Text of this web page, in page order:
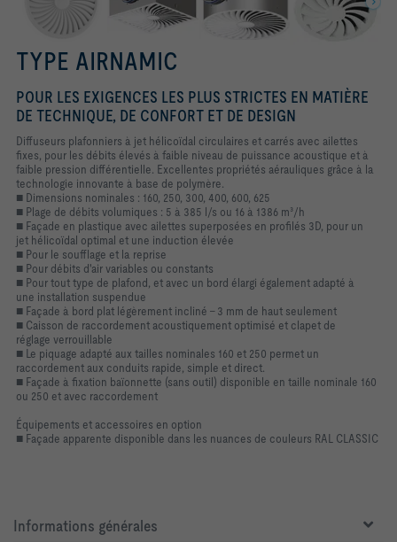
TYPE AIRNAMIC
POUR LES EXIGENCES LES PLUS STRICTES EN MATIÈRE
DE TECHNIQUE, DE CONFORT ET DE DESIGN
Diffuseurs plafonniers à jet hélicoïdal circulaires et carrés avec ailettes
fixes, pour les débits élevés à faible niveau de puissance acoustique et à
faible pression différentielle. Excellentes propriétés aérauliques grâce à la
technologie innovante à base de polymère.
■ Dimensions nominales : 160, 250, 300, 400, 600, 625
■ Plage de débits volumiques : 5 à 385 l/s ou 16 à 1386 m³/h
■ Façade en plastique avec ailettes superposées en profilés 3D, pour un
jet hélicoïdal optimal et une induction élevée
■ Pour le soufflage et la reprise
■ Pour débits d'air variables ou constants
■ Pour tout type de plafond, et avec un bord élargi également adapté à
une installation suspendue
■ Façade à bord plat légèrement incliné – 3 mm de haut seulement
■ Caisson de raccordement acoustiquement optimisé et clapet de
réglage verrouillable
■ Le piquage adapté aux tailles nominales 160 et 250 permet un
raccordement aux conduits rapide, simple et direct.
■ Façade à fixation baïonnette (sans outil) disponible en taille nominale 160
ou 250 et avec raccordement
Équipements et accessoires en option
■ Façade apparente disponible dans les nuances de couleurs RAL CLASSIC
Informations générales